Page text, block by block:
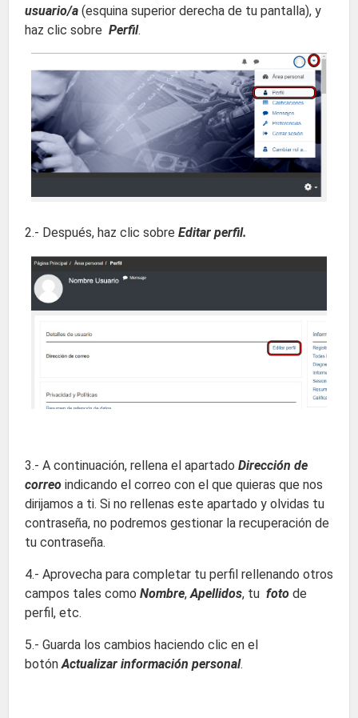
usuario/a (esquina superior derecha de tu pantalla), y
haz clic sobre Perfil.
2.- Después, haz clic sobre Editar perfil.
3.- A continuación, rellena el apartado Dirección de
correo indicando el correo con el que quieras que nos
dirijamos a ti. Si no rellenas este apartado y olvidas tu
contraseña, no podremos gestionar la recuperación de
tu contraseña.
4.- Aprovecha para completar tu perfil rellenando otros
campos tales como Nombre,Apellidos, tu foto de
perfil, etc.
5.- Guarda los cambios haciendo clic en el
botónActualizar información personal.